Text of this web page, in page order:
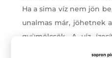
Ha a sima víz nem jön
unalmas már, jöhetnek
gyümölcsök. A víz
módja, ha néhány